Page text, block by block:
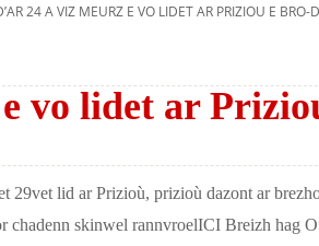
24 A VIZ MEURZ E VO LIDET AR PRIZIOU E BRO-
vo lidet ar
29vet lid ar Prizioù, prizioù dazont ar
chadenn skinwel rannvroelICI Breizh hag